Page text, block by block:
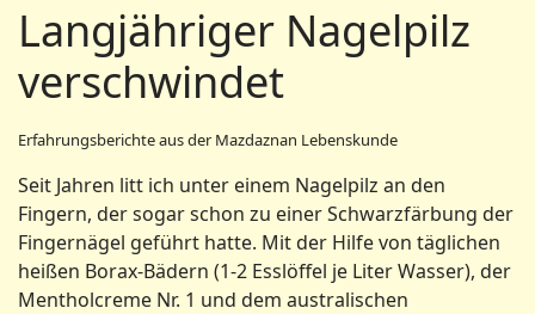
Langjähriger Nagelpilz
verschwindet
Erfahrungsberichte aus der Mazdaznan Lebenskunde
Seit Jahren litt ich unter einem Nagelpilz an den
Fingern, der sogar schon zu einer Schwarzfärbung der
Fingernägel geführt hatte. Mit der Hilfe von täglichen
heißen Borax-Bädern (1-2 Esslöffel je Liter Wasser), der
Mentholcreme Nr. 1 und dem australischen